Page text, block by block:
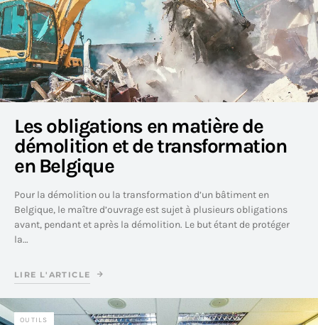
Les obligations en matière de
démolition et de transformation
en Belgique
Pour la démolition ou la transformation d’un bâtiment en
Belgique, le maître d’ouvrage est sujet à plusieurs obligations
avant, pendant et après la démolition. Le but étant de protéger
la…
LIRE L'ARTICLE
OUTILS